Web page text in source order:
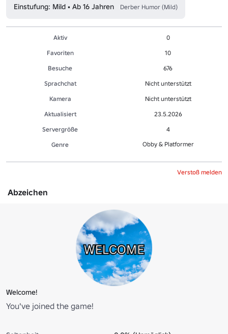
Einstufung: Mild • Ab 16 Jahren Derber Humor (Mild)
Aktiv
0
Favoriten
10
Besuche
676
Sprachchat
Nicht unterstützt
Kamera
Nicht unterstützt
Aktualisiert
23.5.2026
Servergröße
4
Genre
Obby & Platformer
Verstoß melden
Abzeichen
Welcome!
You've joined the game!